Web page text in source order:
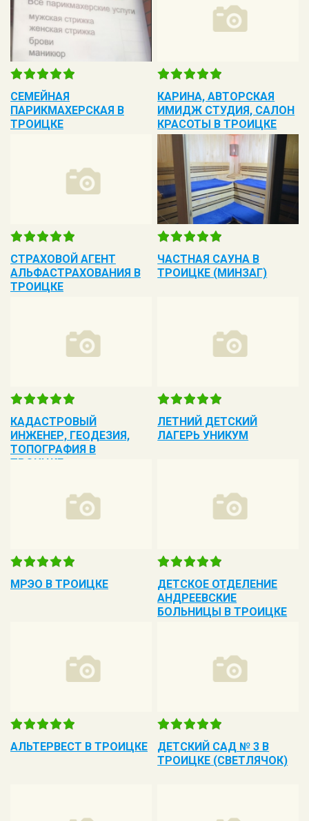
СЕМЕЙНАЯ
ПАРИКМАХЕРСКАЯ В
ТРОИЦКЕ
КАРИНА, АВТОРСКАЯ
ИМИДЖ СТУДИЯ, САЛОН
КРАСОТЫ В ТРОИЦКЕ
СТРАХОВОЙ АГЕНТ
АЛЬФАСТРАХОВАНИЯ В
ТРОИЦКЕ
ЧАСТНАЯ САУНА В
ТРОИЦКЕ (МИНЗАГ)
КАДАСТРОВЫЙ
ИНЖЕНЕР, ГЕОДЕЗИЯ,
ТОПОГРАФИЯ В
ТРОИЦКЕ
ЛЕТНИЙ ДЕТСКИЙ
ЛАГЕРЬ УНИКУМ
МРЭО В ТРОИЦКЕ
ДЕТСКОЕ ОТДЕЛЕНИЕ
АНДРЕЕВСКИЕ
БОЛЬНИЦЫ В ТРОИЦКЕ
АЛЬТЕРВЕСТ В ТРОИЦКЕ
ДЕТСКИЙ САД № 3 В
ТРОИЦКЕ (СВЕТЛЯЧОК)